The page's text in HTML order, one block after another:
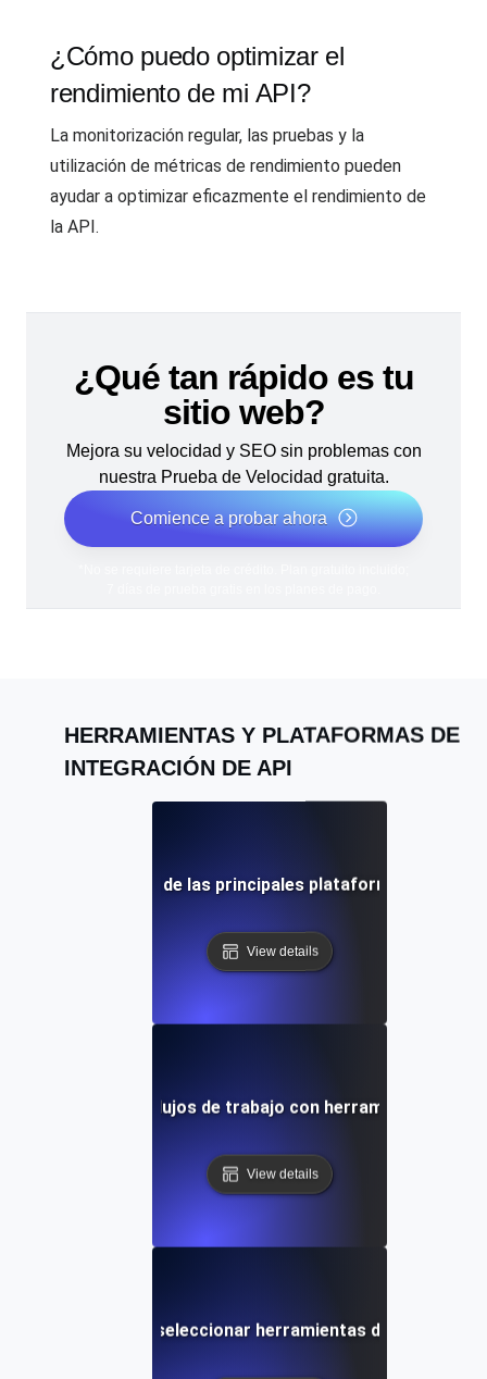
¿Cómo puedo optimizar el
rendimiento de mi API?
La monitorización regular, las pruebas y la
utilización de métricas de rendimiento pueden
ayudar a optimizar eficazmente el rendimiento de
la API.
¿Qué tan rápido es tu
sitio web?
Mejora su velocidad y SEO sin problemas con
nuestra Prueba de Velocidad gratuita.
Comience a probar ahora
HERRAMIENTAS Y PLATAFORMAS DE
INTEGRACIÓN DE API
comparativa de las principales plataformas de
View details
caso: Mejora de flujos de trabajo con herramientas de
View details
comunes al seleccionar herramientas de